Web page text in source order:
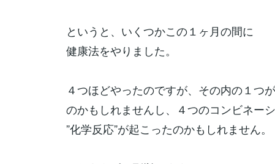
というと、いくつかこの１ヶ月の間に
健康法をやりました。
４つほどやったのですが、その内の１つ
のかもしれませんし、４つのコンビネー
”化学反応”が起こったのかもしれません。